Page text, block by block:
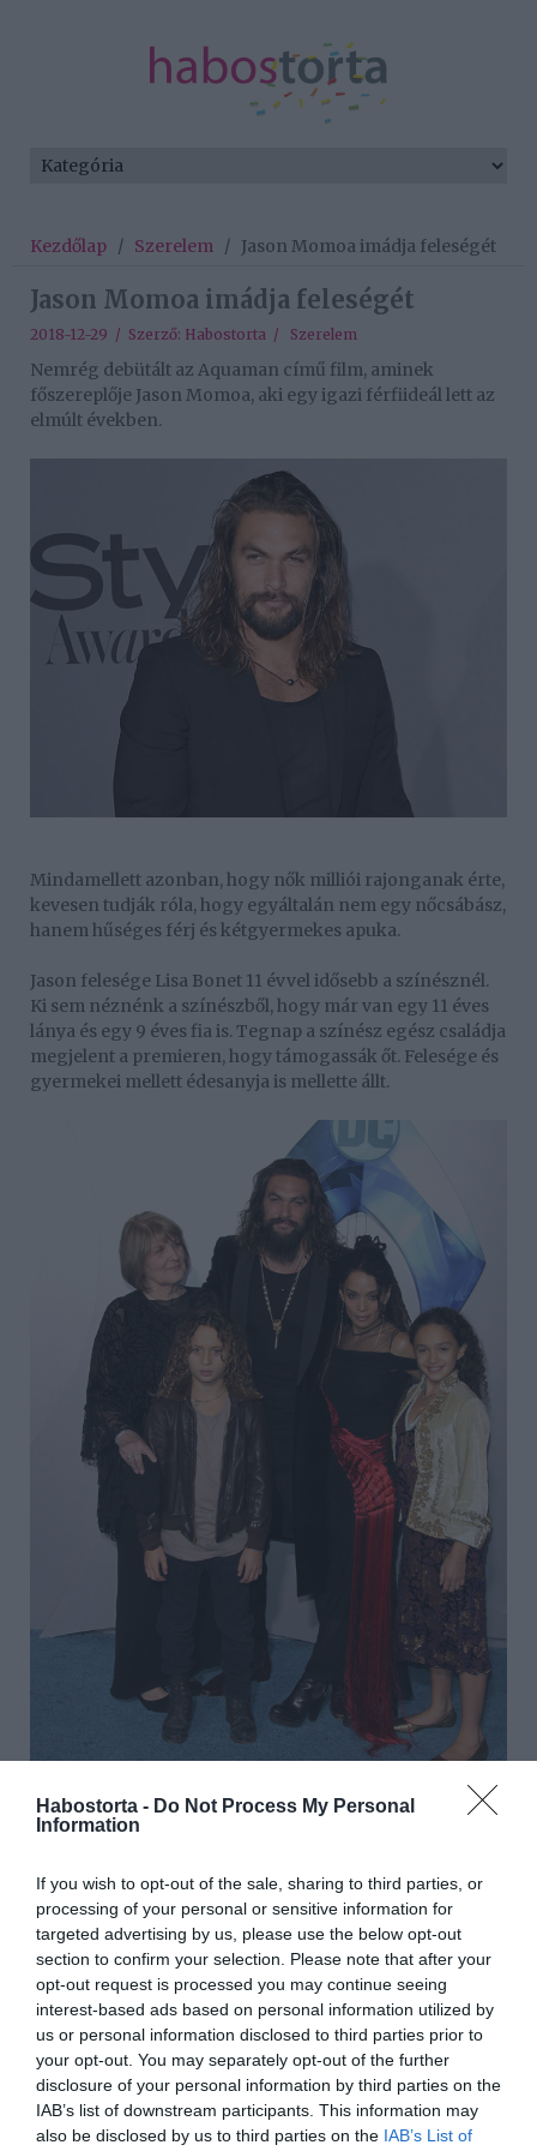
Habostorta - Do Not Process My Personal
Information
If you wish to opt-out of the sale, sharing to third parties, or
processing of your personal or sensitive information for
targeted advertising by us, please use the below opt-out
section to confirm your selection. Please note that after your
opt-out request is processed you may continue seeing
interest-based ads based on personal information utilized by
us or personal information disclosed to third parties prior to
your opt-out. You may separately opt-out of the further
disclosure of your personal information by third parties on the
IAB’s list of downstream participants. This information may
also be disclosed by us to third parties on the IAB’s List of
Kezdőlap / Szerelem / Jason Momoa imádja feleségét
Jason Momoa imádja feleségét
2018-12-29 / Szerző: Habostorta / Szerelem
Nemrég debütált az Aquaman című film, aminek
főszereplője Jason Momoa, aki egy igazi férfiideál lett az
elmúlt években.
Mindamellett azonban, hogy nők milliói rajonganak érte,
kevesen tudják róla, hogy egyáltalán nem egy nőcsábász,
hanem hűséges férj és kétgyermekes apuka.
Jason felesége Lisa Bonet 11 évvel idősebb a színésznél.
Ki sem néznénk a színészből, hogy már van egy 11 éves
lánya és egy 9 éves fia is. Tegnap a színész egész családja
megjelent a premieren, hogy támogassák őt. Felesége és
gyermekei mellett édesanyja is mellette állt.
Jason mennyire imádja feleségét. Érkezésükkor a
monstrum leemelte apró termetű szerelmét az
emelvényről, a vörös szőnyegen pedig egy csók is
elcsattant.